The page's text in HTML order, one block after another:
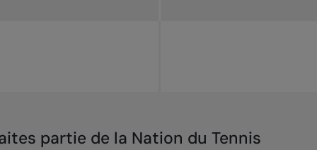
partie de la Nation du Tennis